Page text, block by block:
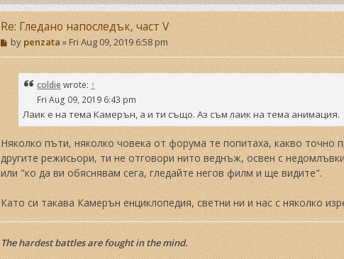
Re: Гледано напоследък, част V
P
o
s
t
bypenzata »Fri Aug 09, 2019 6:58 pm
coldiewrote: ↑
Fri Aug 09, 2019 6:43 pm
Лаик е на тема Камерън, а и ти също. Аз съм лаик на тема анимация.
Няколко пъти, няколко човека от форума те попитаха, какво точно
другите режисьори, ти не отговори нито веднъж, освен с
или "ко да ви обяснявам сега, гледайте негов филм и ще видите".
Като си такава Камерън енциклопедия, светни ни и нас с няколко
The hardest battles are fought in the mind.